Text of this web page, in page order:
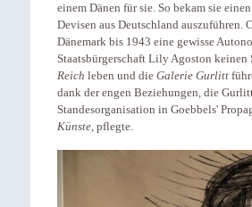
einem Dänen für sie. So bekam sie
Devisen aus Deutschland auszuführen.
Dänemark bis 1943 eine gewisse
Staatsbürgerschaft Lily Agoston
Reich leben und die Galerie Gurlitt
dank der engen Beziehungen, die
Standesorganisation in Goebbels'
Künste, pflegte.